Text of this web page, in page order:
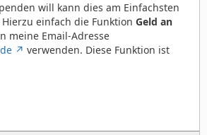
will kann dies am Einfachsten
einfach die Funktion Geld an
meine Email-Adresse
verwenden. Diese Funktion ist